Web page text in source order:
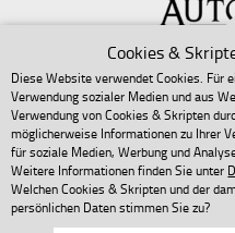
Copyright
Cookies &
Diese Website verwendet Cookies. Für
Verwendung sozialer Medien und aus
Verwendung von Cookies & Skripten
möglicherweise Informationen zu Ihrer
für soziale Medien, Werbung und
Weitere Informationen finden Sie unter
Welchen Cookies & Skripten und der
persönlichen Daten stimmen Sie zu?